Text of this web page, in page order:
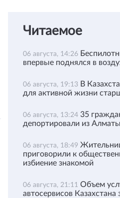
Читаемое
06 августа, 14:26
впервые поднялся в
06 августа, 19:13 В
для активной жизни
06 августа, 13:24 35
депортировали из
06 августа, 18:49
приговорили к
избиение знакомой
06 августа, 21:11 Объем
автосервисов Казахстана